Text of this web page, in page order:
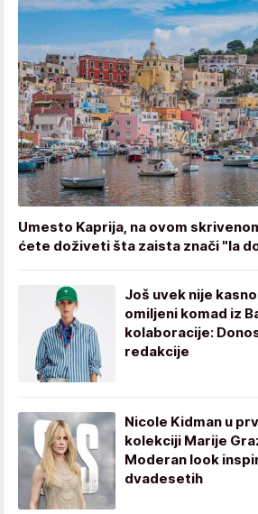
Umesto Kaprija, na ovom
ćete doživeti šta zaista znači "la
Još uvek nije
omiljeni komad iz
kolaboracije:
redakcije
Nicole Kidman u
kolekciji Marije
Moderan look
dvadesetih